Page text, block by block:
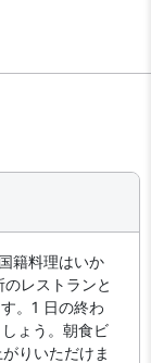
籍料理はいか
レストランと
。1 日の終わ
ょう。朝食ビ
りいただけま